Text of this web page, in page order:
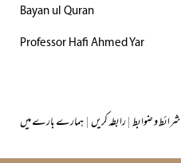
Bayan ul Quran
Professor Hafi Ahmed Yar
ہمارے بارے میں|رابطہ کریں|شرائط و ضوابط